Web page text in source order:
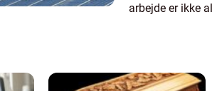
arbejde er ikke